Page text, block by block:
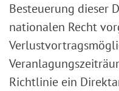
Besteuerung dieser
nationalen Recht
Richtlinie ein